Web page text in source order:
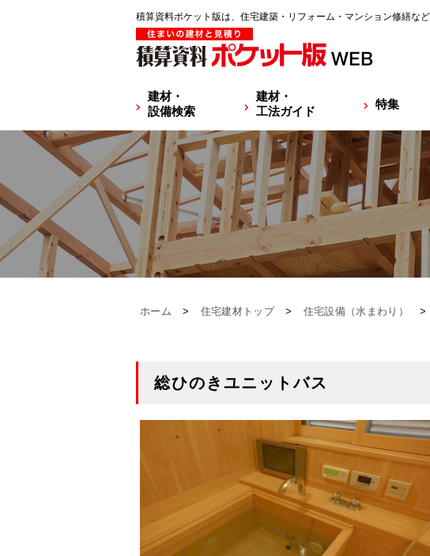
積算資料ポケット版は、住宅建築・リフォーム・マンション修繕な
建材・
設備検索
建材・
工法ガイド
特集
ホーム > 住宅建材トップ > 住宅設備（水まわり） >
総ひのきユニットバス